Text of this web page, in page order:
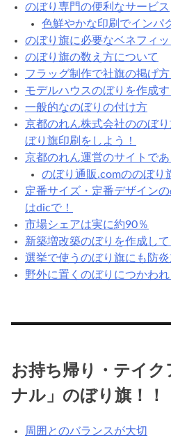
のぼり専門の便利なサービス
色鮮やかな印刷でインパ
のぼり旗に必要なベネフィ
のぼり旗の数え方について
フラッグ制作で社旗の掲げ
モデルハウスのぼりを作成す
一般的なのぼりの付け方
京都のれん株式会社ののぼ
ぼり旗印刷をしよう！
京都のれん運営のサイトで
のぼり通販.comののぼり
定番サイズ・定番デザイン
はdicで！
市場シェアは実に約90％
新築増改築のぼりを作成し
選挙で使うのぼり旗にも防
野外に置くのぼりにつかわ
お持ち帰り・テイ
ナル」のぼり旗！！
周囲とのバランスが大切